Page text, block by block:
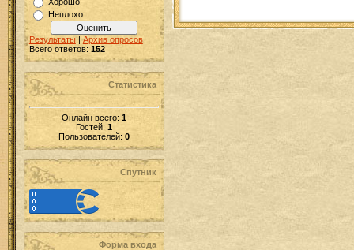
Неплохо
Результаты | Архив опросов
Всего ответов: 152
Статистика
Онлайн всего: 1
Гостей: 1
Пользователей: 0
Спутник
Форма входа